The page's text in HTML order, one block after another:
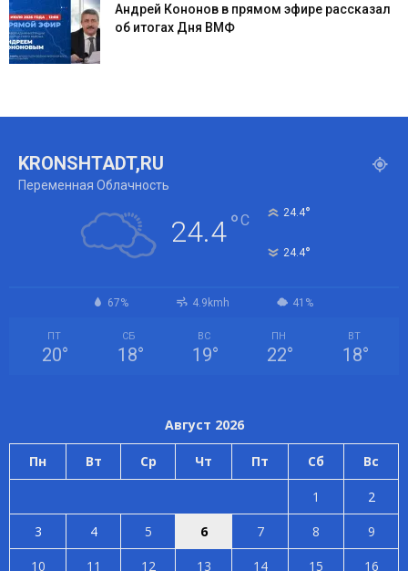
Андрей Кононов в прямом эфире рассказал
об итогах Дня ВМФ
KRONSHTADT,RU
Переменная Облачность
24.4°C 24.4°
24.4°
67% 4.9kmh 41%
ПТ
20°
СБ
18°
ВС
19°
ПН
22°
ВТ
18°
Август 2026
Пн Вт Ср Чт Пт Сб Вс
1
2
3
4 5 6 7 8
9
10
11 12 13 14 15 16